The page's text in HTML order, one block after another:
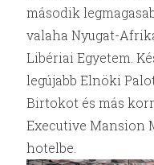
második
valaha Nyugat-
Libériai Egyetem.
legújabb Elnöki
Birtokot és más
Executive Mansion
hotelbe.